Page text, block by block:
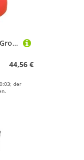
Regenstiefel Dicker Boden Großer runder Kopf Flacher Einstufige Cartoon-Regenstiefel Für Industrie Handwerk(Red,42)
44,56 €
der